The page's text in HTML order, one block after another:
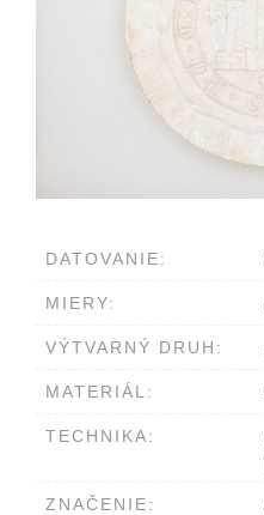
DATOVANIE:
MIERY:
VÝTVARNÝ DRUH:
MATERIÁL:
TECHNIKA:
ZNAČENIE: